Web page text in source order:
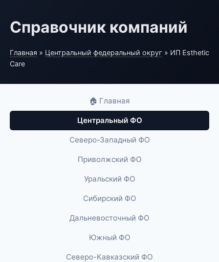
Справочник компаний
Главная » Центральный федеральный округ » ИП Esthetic
Care
🏠 Главная
Центральный ФО
Северо-Западный ФО
Приволжский ФО
Уральский ФО
Сибирский ФО
Дальневосточный ФО
Южный ФО
Северо-Кавказский ФО